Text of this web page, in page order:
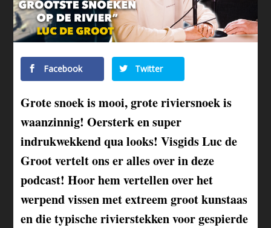
Facebook Twitter
Grote snoek is mooi, grote riviersnoek is
waanzinnig! Oersterk en super
indrukwekkend qua looks! Visgids Luc de
Groot vertelt ons er alles over in deze
podcast! Hoor hem vertellen over het
werpend vissen met extreem groot kunstaas
en die typische rivierstekken voor gespierde